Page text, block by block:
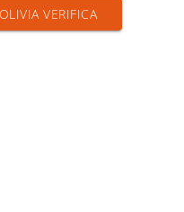
VERIFICA